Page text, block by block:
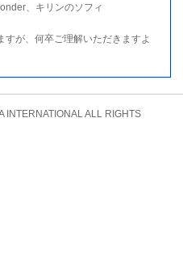
、キリンのソフィ
が、何卒ご理解いただきますよ